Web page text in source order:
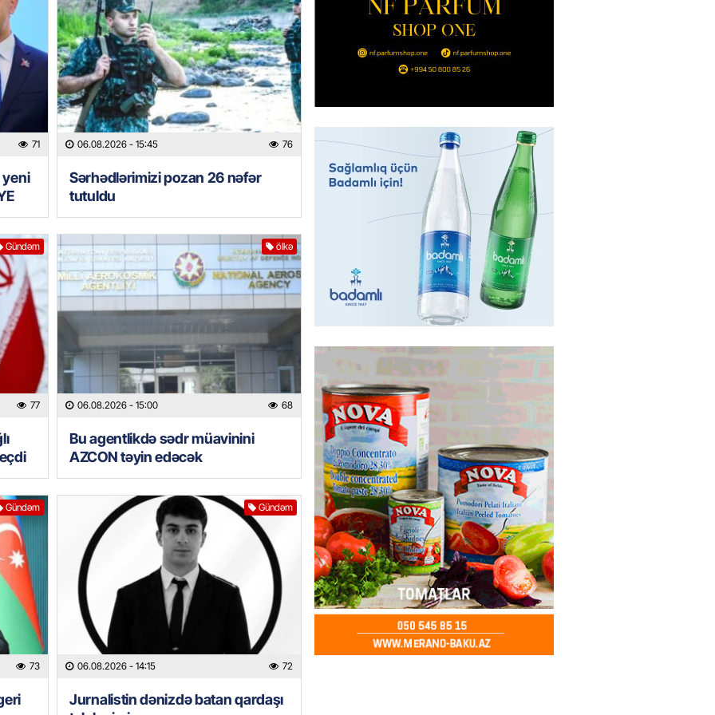
71
yeni
06.08.2026 - 15:45 76
Sərhədlərimizi pozan 26 nəfər
tutuldu
Gündəm
77
ölkə
06.08.2026 - 15:00 68
Bu agentlikdə sədr müavinini
AZCON təyin edəcək
Gündəm
73
Gündəm
06.08.2026 - 14:15 72
Jurnalistin dənizdə batan qardaşı
Prezident Əliyev 2 diplomatı geri çağırdı
- 14:30
imiş
06.08.2026- 14:15 72
MANŞET
Sarkisyanın əmlakı müsadirə EDİLDİ
76
İtaliyada zibil qutusuna atılan 1 milyon
avroluq lotereya bileti iki günlük
axtarışdan sonra tapılıb
06.08.2026- 13:45 65
Tərtərdə FACİƏ – Ər-arvad yanaraq
ÖLDÜ
06.08.2026- 13:30 76
BANNER
Tramp: İranla müharibəyə yox, sülhə
üstünlük verərdim
06.08.2026- 13:15 75
GÜNDƏM
Azərbaycan üzərindən Ermənistana
Rusiya buğdası gedib
- 13:00